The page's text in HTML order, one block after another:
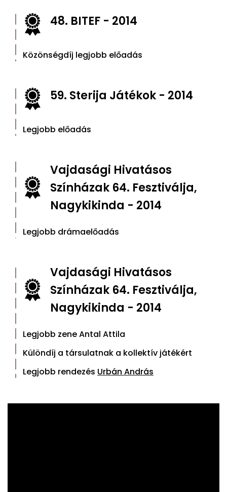
48. BITEF - 2014
Közönségdíj legjobb előadás
59. Sterija Játékok - 2014
Legjobb előadás
Vajdasági Hivatásos
Színházak 64. Fesztiválja,
Nagykikinda - 2014
Legjobb drámaelőadás
Vajdasági Hivatásos
Színházak 64. Fesztiválja,
Nagykikinda - 2014
Legjobb zene Antal Attila
Különdíj a társulatnak a kollektív játékért
Legjobb rendezés Urbán András